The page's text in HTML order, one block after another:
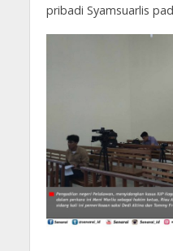
pribadi Syamsuarlis